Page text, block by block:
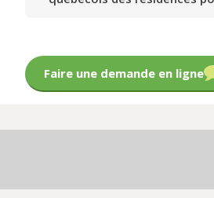
Faire une demande en ligne